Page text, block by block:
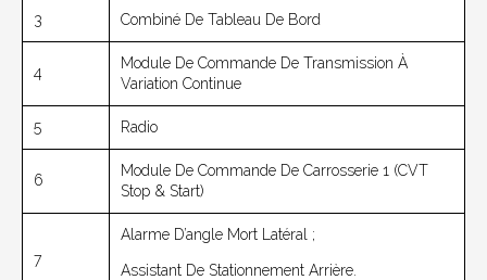
3 Combiné De Tableau De Bord
4
Module De Commande De Transmission À
Variation Continue
5 Radio
6
Module De Commande De Carrosserie 1 (CVT
Stop & Start)
7
Alarme D’angle Mort Latéral ;
Assistant De Stationnement Arrière.